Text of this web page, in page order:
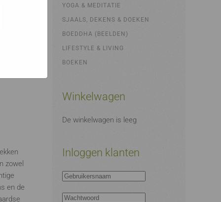
zowel
en de
YOGA & MEDITATIE
SJAALS, DEKENS & DOEKEN
BOEDDHA (BEELDEN)
LIFESTYLE & LIVING
BOEKEN
Winkelwagen
De winkelwagen is leeg
Inloggen klanten
van